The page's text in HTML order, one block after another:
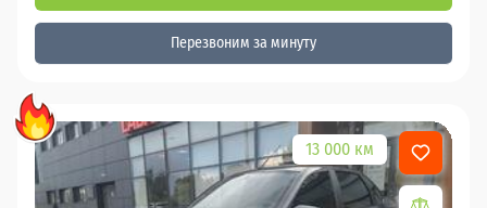
Перезвоним за минуту
13 000 км